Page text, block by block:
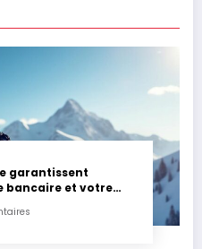
garantissent
bancaire et votre